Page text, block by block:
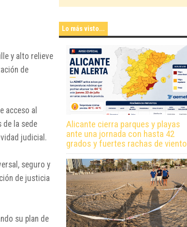
y alto relieve
de
acceso al
de la sede
judicial.
seguro y
de justicia
su plan de
Lo más visto...
Alicante cierra parques y playas
ante una jornada con hasta 42
grados y fuertes rachas de viento